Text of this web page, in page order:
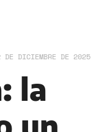
DE DICIEMBRE DE 2025
la